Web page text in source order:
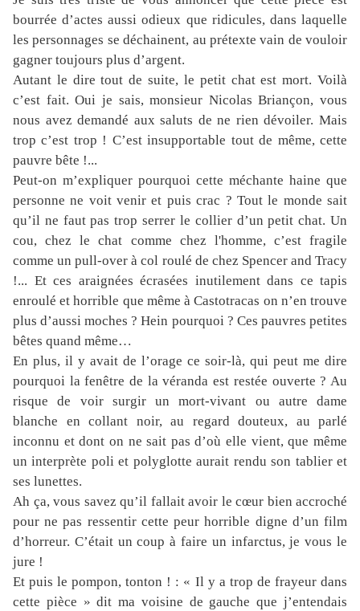
bourrée d’actes aussi odieux que ridicules, dans laquelle
les personnages se déchainent, au prétexte vain de vouloir
gagner toujours plus d’argent.
Autant le dire tout de suite, le petit chat est mort. Voilà
c’est fait. Oui je sais, monsieur Nicolas Briançon, vous
nous avez demandé aux saluts de ne rien dévoiler. Mais
trop c’est trop ! C’est insupportable tout de même, cette
pauvre bête !...
Peut-on m’expliquer pourquoi cette méchante haine que
personne ne voit venir et puis crac ? Tout le monde sait
qu’il ne faut pas trop serrer le collier d’un petit chat. Un
cou, chez le chat comme chez l'homme, c’est fragile
comme un pull-over à col roulé de chez Spencer and Tracy
!... Et ces araignées écrasées inutilement dans ce tapis
enroulé et horrible que même à Castotracas on n’en trouve
plus d’aussi moches ? Hein pourquoi ? Ces pauvres petites
bêtes quand même…
En plus, il y avait de l’orage ce soir-là, qui peut me dire
pourquoi la fenêtre de la véranda est restée ouverte ? Au
risque de voir surgir un mort-vivant ou autre dame
blanche en collant noir, au regard douteux, au parlé
inconnu et dont on ne sait pas d’où elle vient, que même
un interprète poli et polyglotte aurait rendu son tablier et
ses lunettes.
Ah ça, vous savez qu’il fallait avoir le cœur bien accroché
pour ne pas ressentir cette peur horrible digne d’un film
d’horreur. C’était un coup à faire un infarctus, je vous le
jure !
Et puis le pompon, tonton ! : « Il y a trop de frayeur dans
cette pièce » dit ma voisine de gauche que j’entendais